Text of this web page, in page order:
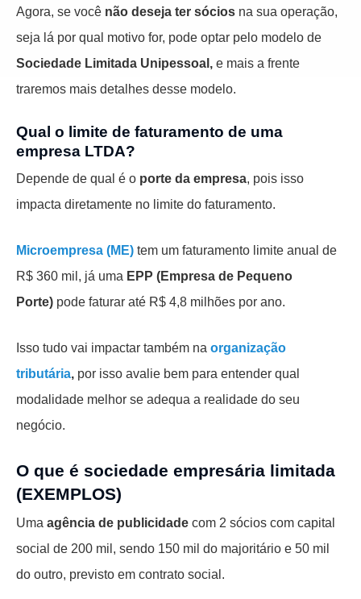
Agora, se você não deseja ter sócios na sua operação,
seja lá por qual motivo for, pode optar pelo modelo de
Sociedade Limitada Unipessoal, e mais a frente
traremos mais detalhes desse modelo.
Qual o limite de faturamento de uma
empresa LTDA?
Depende de qual é o porte da empresa, pois isso
impacta diretamente no limite do faturamento.
Microempresa (ME) tem um faturamento limite anual de
R$ 360 mil, já uma EPP (Empresa de Pequeno
Porte) pode faturar até R$ 4,8 milhões por ano.
Isso tudo vai impactar também na organização
tributária, por isso avalie bem para entender qual
modalidade melhor se adequa a realidade do seu
negócio.
O que é sociedade empresária limitada
(EXEMPLOS)
Uma agência de publicidade com 2 sócios com capital
social de 200 mil, sendo 150 mil do majoritário e 50 mil
do outro, previsto em contrato social.